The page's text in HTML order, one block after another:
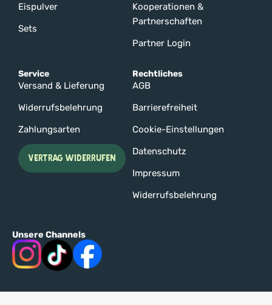
Eispulver
Sets
Kooperationen &
Partnerschaften
Partner Login
Service
Versand & Lieferung
Widerrufsbelehrung
Zahlungsarten
VERTRAG WIDERRUFEN
Rechtliches
AGB
Barrierefreiheit
Cookie-Einstellungen
Datenschutz
Impressum
Widerrufsbelehrung
Unsere Channels